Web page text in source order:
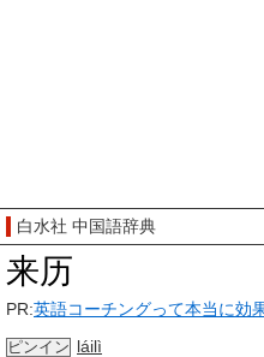
白水社 中国語辞典
来历
PR:英語コーチングって本当に効
ピンイン láilì